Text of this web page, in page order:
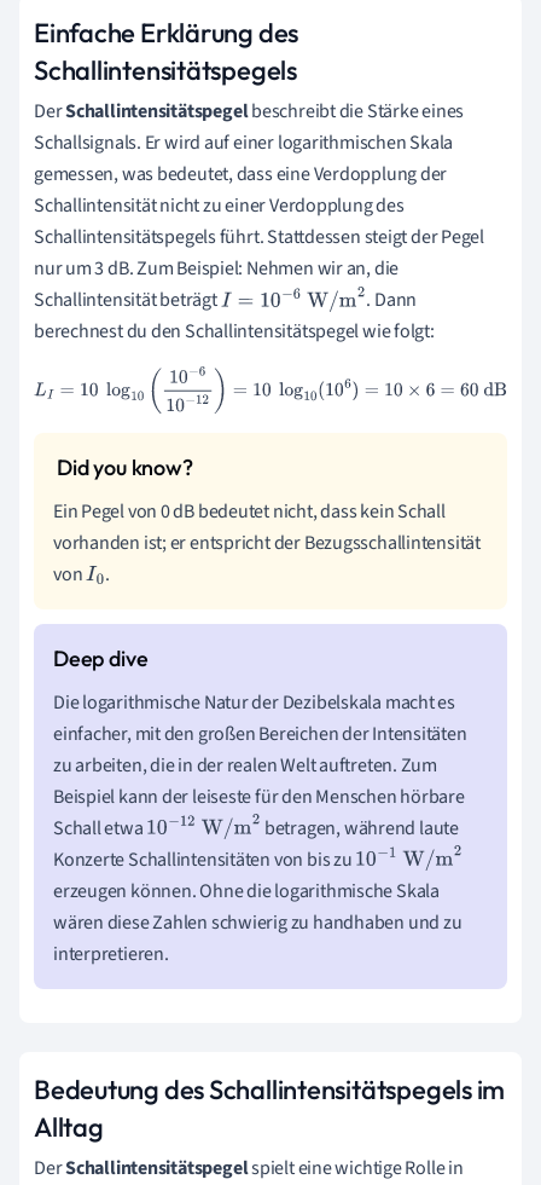
Einfache Erklärung des
Schallintensitätspegels
DerSchallintensitätspegelbeschreibt die Stärke eines
Schallsignals. Er wird auf einer logarithmischen Skala
gemessen, was bedeutet, dass eine Verdopplung der
Schallintensität nicht zu einer Verdopplung des
Schallintensitätspegels führt. Stattdessen steigt der Pegel
nur um 3 dB. Zum Beispiel: Nehmen wir an, die
Schallintensität beträgtI= 10−6W/m2
. Dann
berechnest du den Schallintensitätspegel wie folgt:
L I=10log10 (10−610− 12 )=10log10(106 )= 10× 6=60dB
Ein Pegel von 0 dB bedeutet nicht, dass kein Schall
vorhanden ist; er entspricht der Bezugsschallintensität
vonI0 .
Die logarithmische Natur der Dezibelskala macht es
einfacher, mit den großen Bereichen der Intensitäten
zu arbeiten, die in der realen Welt auftreten. Zum
Beispiel kann der leiseste für den Menschen hörbare
Schall etwa10− 12 W/m2
betragen, während laute
Konzerte Schallintensitäten von bis zu10− 1 W/m2
erzeugen können. Ohne die logarithmische Skala
wären diese Zahlen schwierig zu handhaben und zu
interpretieren.
Bedeutung des Schallintensitätspegels im
Alltag
DerSchallintensitätspegelspielt eine wichtige Rolle in